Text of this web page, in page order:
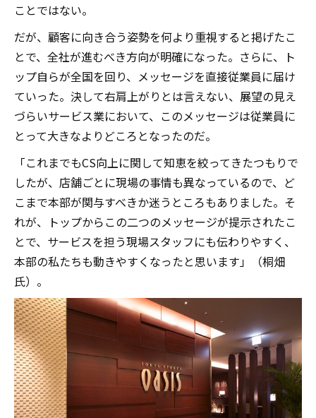
ことではない。
だが、顧客に向き合う姿勢を何より重視すると掲げたこ
とで、全社が進むべき方向が明確になった。さらに、ト
ップ自らが全国を回り、メッセージを直接従業員に届け
ていった。決して右肩上がりとは言えない、展望の見え
づらいサービス業において、このメッセージは従業員に
とって大きなよりどころとなったのだ。
「これまでもCS向上に関して知恵を絞ってきたつもりで
したが、店舗ごとに現場の事情も異なっているので、ど
こまで本部が関与すべきか迷うところもありました。そ
れが、トップからこの二つのメッセージが提示されたこ
とで、サービスを担う現場スタッフにも伝わりやすく、
本部の私たちも動きやすくなったと思います」（桐畑
氏）。